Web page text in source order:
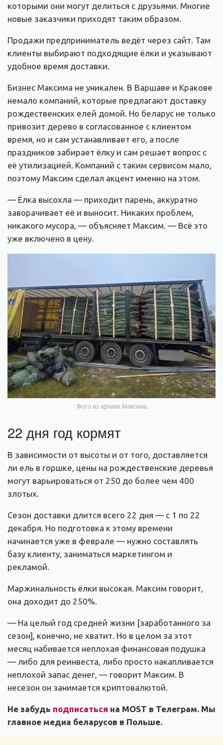
которыми они могут делиться с друзьями. Многие
новые заказчики приходят таким образом.
Продажи предприниматель ведёт через сайт. Там
клиенты выбирают подходящие ёлки и указывают
удобное время доставки.
Бизнес Максима не уникален. В Варшаве и Кракове
немало компаний, которые предлагают доставку
рождественских елей домой. Но беларус не только
привозит дерево в согласованное с клиентом
время, но и сам устанавливает его, а после
праздников забирает ёлку и сам решает вопрос с
её утилизацией. Компаний с таким сервисом мало,
поэтому Максим сделал акцент именно на этом.
— Ёлка высохла — приходит парень, аккуратно
заворачивает её и выносит. Никаких проблем,
никакого мусора, — объясняет Максим. — Всё это
уже включено в цену.
Фото из архива Максима
22 дня год кормят
В зависимости от высоты и от того, доставляется
ли ель в горшке, цены на рождественские деревья
могут варьироваться от 250 до более чем 400
злотых.
Сезон доставки длится всего 22 дня — с 1 по 22
декабря. Но подготовка к этому времени
начинается уже в феврале — нужно составлять
базу клиенту, заниматься маркетингом и
рекламой.
Маржинальность ёлки высокая. Максим говорит,
она доходит до 250%.
— На целый год средней жизни [заработанного за
сезон], конечно, не хватит. Но в целом за этот
месяц набивается неплохая финансовая подушка
— либо для реинвеста, либо просто накапливается
неплохой запас денег, — говорит Максим. В
несезон он занимается криптовалютой.
Не забудь подписаться на MOST в Телеграм. Мы
главное медиа беларусов в Польше.